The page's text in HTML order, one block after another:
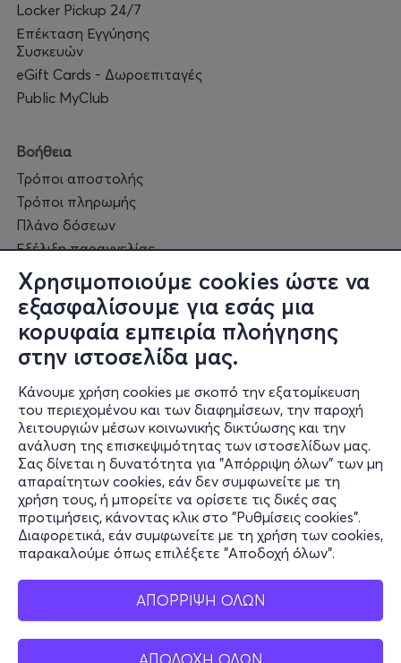
Χρησιμοποιούμε cookies ώστε να
εξασφαλίσουμε για εσάς μια
κορυφαία εμπειρία πλοήγησης
στην ιστοσελίδα μας.
Κάνουμε χρήση cookies με σκοπό την εξατομίκευση
του περιεχομένου και των διαφημίσεων, την παροχή
λειτουργιών μέσων κοινωνικής δικτύωσης και την
ανάλυση της επισκεψιμότητας των ιστοσελίδων μας.
Σας δίνεται η δυνατότητα για "Απόρριψη όλων" των μη
απαραίτητων cookies, εάν δεν συμφωνείτε με τη
χρήση τους, ή μπορείτε να ορίσετε τις δικές σας
προτιμήσεις, κάνοντας κλικ στο "Ρυθμίσεις cookies".
Διαφορετικά, εάν συμφωνείτε με τη χρήση των cookies,
παρακαλούμε όπως επιλέξετε "Αποδοχή όλων".
ΑΠΟΡΡΙΨΗ ΟΛΩΝ
ΑΠΟΔΟΧΗ ΟΛΩΝ
Locker Pickup 24/7
Επέκταση Εγγύησης
Συσκευών
eGift Cards - Δωροεπιταγές
Public MyClub
Βοήθεια
Τρόποι αποστολής
Τρόποι πληρωμής
Πλάνο δόσεων
Εξέλιξη παραγγελίας
Πορεία επισκευής
Συχνές ερωτήσεις και
επικοινωνία
Ο online κόσμος μας
Public GR
Public CY
Publicbusiness.gr
Public + home
Book Friends
Public Blog
Η Spotify Λίστα μας